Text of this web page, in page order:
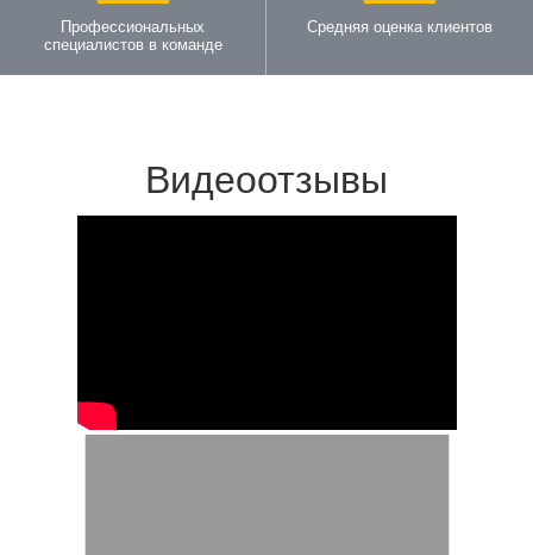
Профессиональных
специалистов в команде
Средняя оценка клиентов
Видеоотзывы